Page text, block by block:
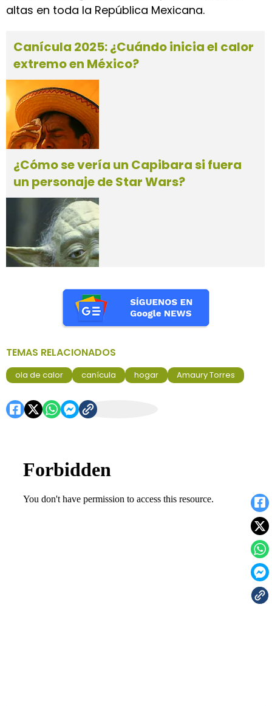
altas en toda la República Mexicana.
Canícula 2025: ¿Cuándo inicia el calor
extremo en México?
¿Cómo se vería un Capibara si fuera
un personaje de Star Wars?
TEMAS RELACIONADOS
ola de calor canícula hogar Amaury Torres